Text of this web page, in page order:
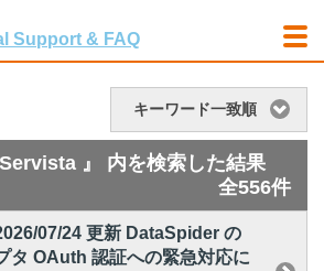
キーワード一致順
』 内を検索した結果
全556件
07/24 更新 DataSpider の
タ OAuth 認証への緊急対応に